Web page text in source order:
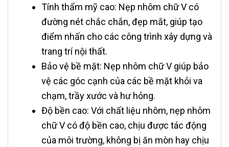
Tính thẩm mỹ cao: Nẹp nhôm chữ V có
đường nét chắc chắn, đẹp mắt, giúp tạo
điểm nhấn cho các công trình xây dựng và
trang trí nội thất.
Bảo vệ bề mặt: Nẹp nhôm chữ V giúp bảo
vệ các góc cạnh của các bề mặt khỏi va
chạm, trầy xước và hư hỏng.
Độ bền cao: Với chất liệu nhôm, nẹp nhôm
chữ V có độ bền cao, chịu được tác động
của môi trường, không bị ăn mòn hay chịu